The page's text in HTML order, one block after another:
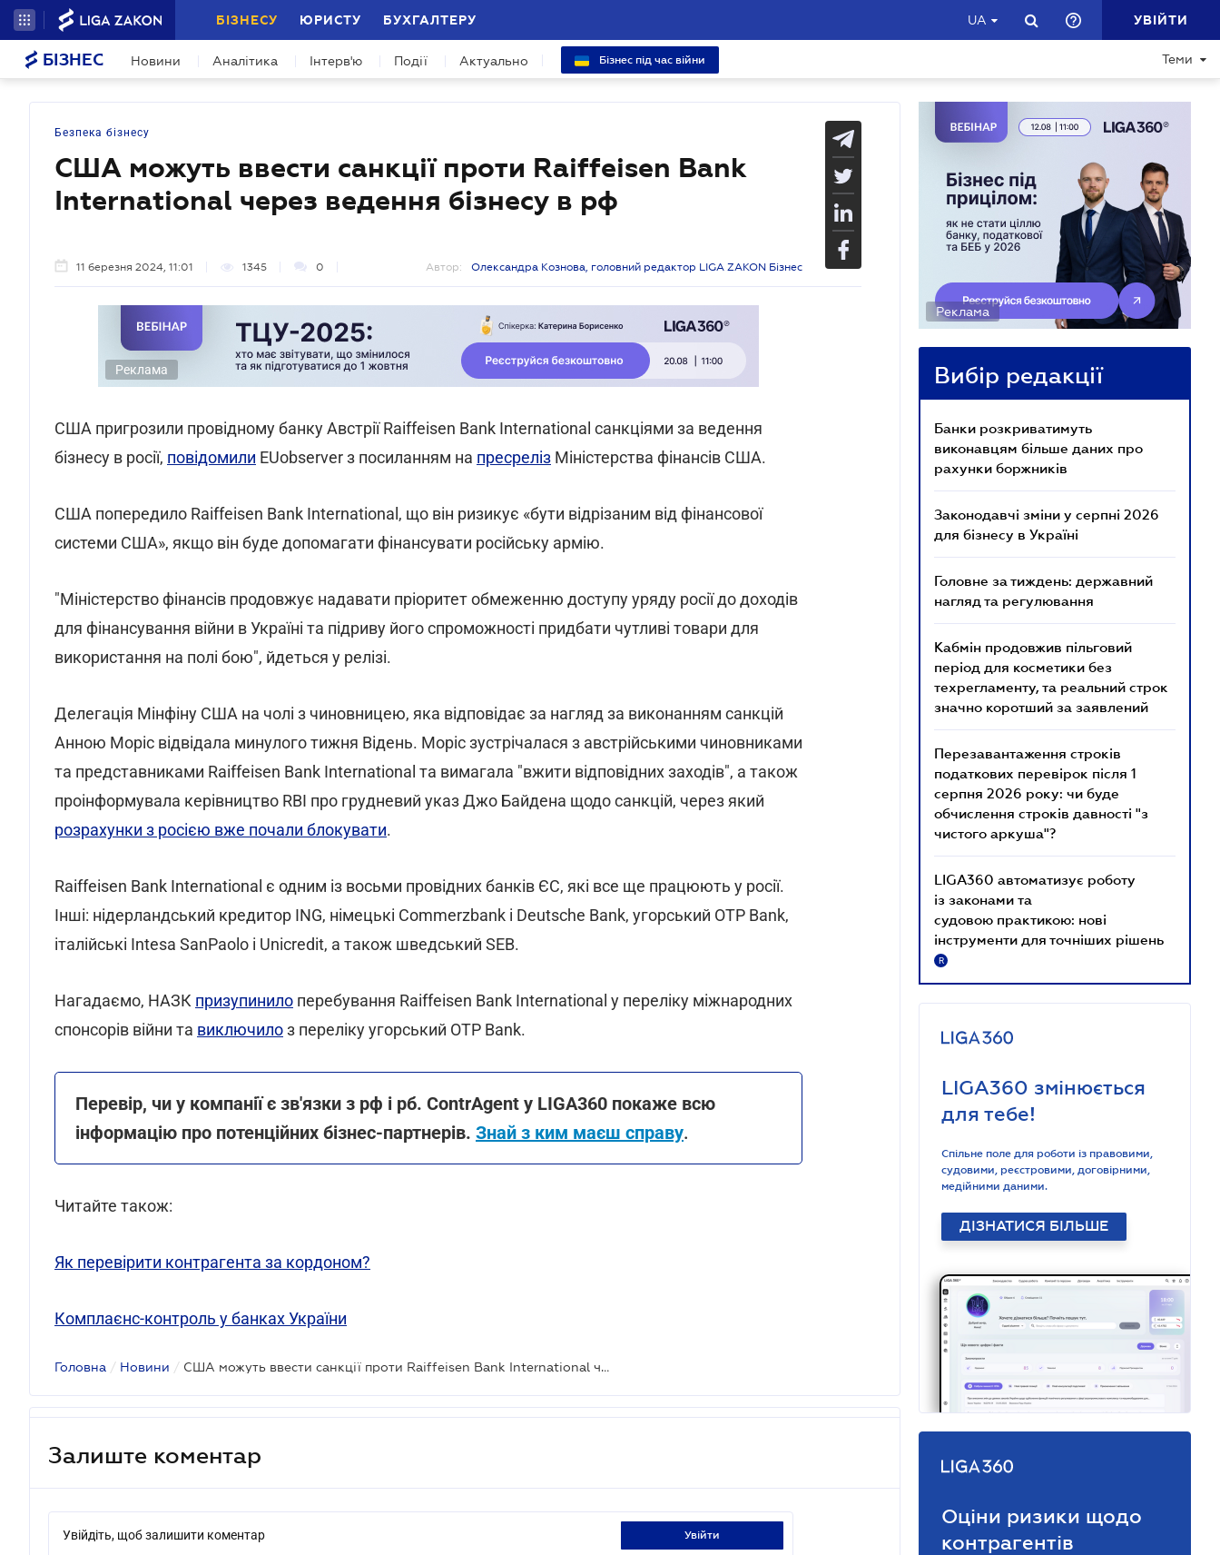
БІЗНЕСУ ЮРИСТУ БУХГАЛТЕРУ UA УВІЙТИ
БІЗНЕС Новини Аналітика Інтерв'ю Події Актуально Бізнес під час війни Теми
Безпека бізнесу
США можуть ввести санкції проти Raiffeisen Bank
International через ведення бізнесу в рф
11 березня 2024, 11:01 1345 0 Автор: Олександра Кознова, головний редактор LIGA ZAKON Бізнес
Реклама
США пригрозили провідному банку Австрії Raiffeisen Bank International санкціями за ведення
бізнесу в росії, повідомили EUobserver з посиланням на пресреліз Міністерства фінансів США.
США попередило Raiffeisen Bank International, що він ризикує «бути відрізаним від фінансової
системи США», якщо він буде допомагати фінансувати російську армію.
"Міністерство фінансів продовжує надавати пріоритет обмеженню доступу уряду росії до доходів
для фінансування війни в Україні та підриву його спроможності придбати чутливі товари для
використання на полі бою", йдеться у релізі.
Делегація Мінфіну США на чолі з чиновницею, яка відповідає за нагляд за виконанням санкцій
Анною Моріс відвідала минулого тижня Відень. Моріс зустрічалася з австрійськими чиновниками
та представниками Raiffeisen Bank International та вимагала "вжити відповідних заходів", а також
проінформувала керівництво RBI про грудневий указ Джо Байдена щодо санкцій, через який
розрахунки з росією вже почали блокувати.
Raiffeisen Bank International є одним із восьми провідних банків ЄС, які все ще працюють у росії.
Інші: нідерландський кредитор ING, німецькі Commerzbank і Deutsche Bank, угорський OTP Bank,
італійські Intesa SanPaolo і Unicredit, а також шведський SEB.
Нагадаємо, НАЗК призупинило перебування Raiffeisen Bank International у переліку міжнародних
спонсорів війни та виключилоз переліку угорський OTP Bank.
Перевір, чи у компанії є зв'язки з рф і рб. ContrAgent у LIGA360 покаже всю
інформацію про потенційних бізнес-партнерів. Знай з ким маєш справу.
Читайте також:
Як перевірити контрагента за кордоном?
Комплаєнс-контроль у банках України
Головна / Новини / США можуть ввести санкції проти Raiffeisen Bank International через ведення бізнесу в рф
Залиште коментар
Увійдіть, щоб залишити коментар увійти
Реклама
Вибір редакції
Банки розкриватимуть
виконавцям більше даних про
рахунки боржників
Законодавчі зміни у серпні 2026
для бізнесу в Україні
Головне за тиждень: державний
нагляд та регулювання
Кабмін продовжив пільговий
період для косметики без
техрегламенту, та реальний строк
значно коротший за заявлений
Перезавантаження строків
податкових перевірок після 1
серпня 2026 року: чи буде
обчислення строків давності "з
чистого аркуша"?
LIGA360 автоматизує роботу
із законами та
судовою практикою: нові
інструменти для точніших рішень
R
LIGA360 змінюється
для тебе!
Спільне поле для роботи із правовими,
судовими, реєстровими, договірними,
медійними даними.
ДІЗНАТИСЯ БІЛЬШЕ
Оціни ризики щодо
контрагентів